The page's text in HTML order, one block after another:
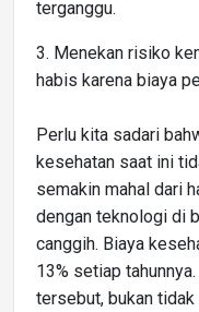
terganggu.
3. Menekan risiko
habis karena biaya
Perlu kita sadari
kesehatan saat ini
semakin mahal dari
dengan teknologi di
canggih. Biaya
13% setiap
tersebut, bukan tidak